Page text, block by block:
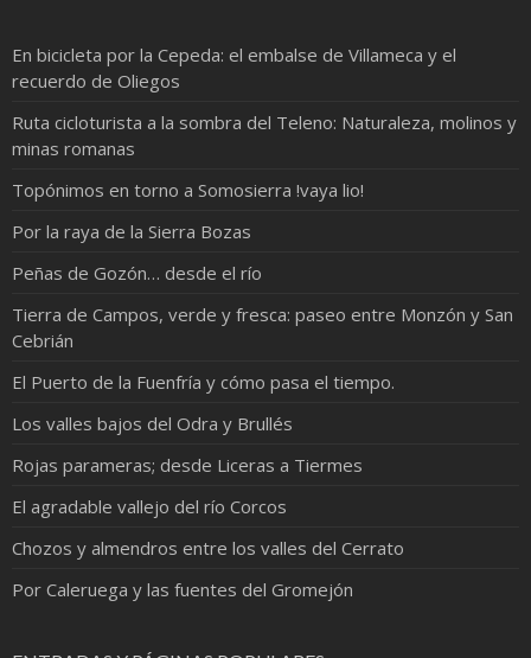
En bicicleta por la Cepeda: el embalse de Villameca y el
recuerdo de Oliegos
Ruta cicloturista a la sombra del Teleno: Naturaleza, molinos y
minas romanas
Topónimos en torno a Somosierra !vaya lio!
Por la raya de la Sierra Bozas
Peñas de Gozón… desde el río
Tierra de Campos, verde y fresca: paseo entre Monzón y San
Cebrián
El Puerto de la Fuenfría y cómo pasa el tiempo.
Los valles bajos del Odra y Brullés
Rojas parameras; desde Liceras a Tiermes
El agradable vallejo del río Corcos
Chozos y almendros entre los valles del Cerrato
Por Caleruega y las fuentes del Gromejón